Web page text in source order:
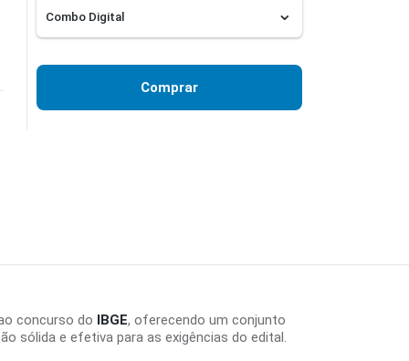
Comprar
concurso do IBGE, oferecendo um conjunto
sólida e efetiva para as exigências do edital.